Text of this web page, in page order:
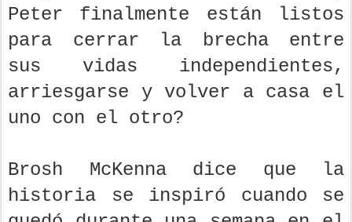
Peter finalmente están listos
para cerrar la brecha entre
sus vidas independientes,
arriesgarse y volver a casa el
uno con el otro?
Brosh McKenna dice que la
historia se inspiró cuando se